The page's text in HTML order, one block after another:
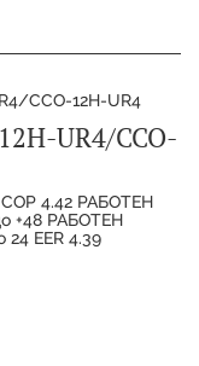
UR4/CCO-
4.42 РАБОТЕН
+48 РАБОТЕН
EER 4.39